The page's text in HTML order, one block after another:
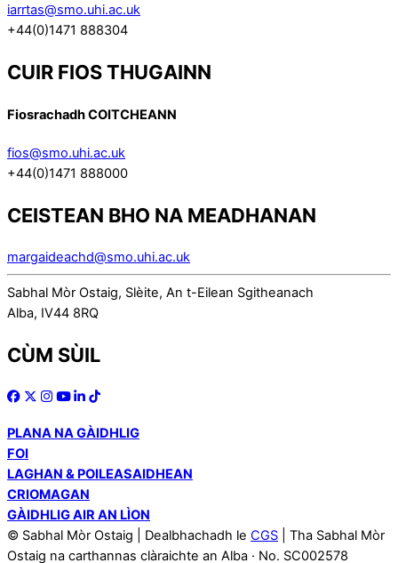
iarrtas@smo.uhi.ac.uk
+44(0)1471 888304
CUIR FIOS THUGAINN
Fiosrachadh COITCHEANN
fios@smo.uhi.ac.uk
+44(0)1471 888000
CEISTEAN BHO NA MEADHANAN
margaideachd@smo.uhi.ac.uk
Sabhal Mòr Ostaig, Slèite, An t-Eilean Sgitheanach
Alba, IV44 8RQ
CÙM SÙIL
PLANA NA GÀIDHLIG
FOI
LAGHAN & POILEASAIDHEAN
CRIOMAGAN
GÀIDHLIG AIR AN LÌON
© Sabhal Mòr Ostaig | Dealbhachadh le CGS | Tha Sabhal Mòr
Ostaig na carthannas clàraichte an Alba · No. SC002578